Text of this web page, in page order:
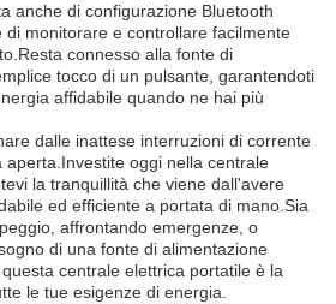
anche di configurazione Bluetooth
di monitorare e controllare facilmente
connesso alla fonte di
tocco di un pulsante, garantendoti
affidabile quando ne hai più
dalle inattese interruzioni di corrente
oggi nella centrale
la tranquillità che viene dall'avere
ed efficiente a portata di mano.Sia
affrontando emergenze, o
di una fonte di alimentazione
centrale elettrica portatile è la
le tue esigenze di energia.